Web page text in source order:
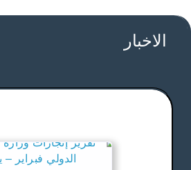
الاخبار